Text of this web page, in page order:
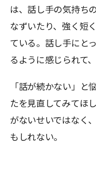
は、話し手の気持ち
なずいたり、強く短
ている。話し手にと
るように感じられて
「話が続かない」と
たを見直してみてほ
がないせいではなく
もしれない。